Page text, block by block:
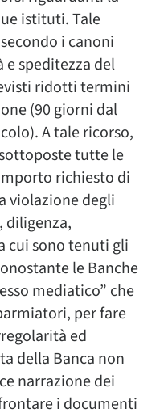
istituti. Tale
i canoni
e speditezza del
ridotti termini
(90 giorni dal
A tale ricorso,
tutte le
richiesto di
violazione degli
diligenza,
cui sono tenuti gli
le Banche
mediatico” che
per fare
ed
della Banca non
narrazione dei
i documenti